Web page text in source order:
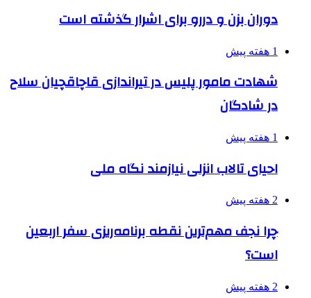
دوران بزن و دررو برای اشرار گذشته است
1 هفته پیش
شهادت مامور پلیس در تیراندازی قاچاقچیان سلاح
در شادگان
1 هفته پیش
احیای تالاب انزلی نیازمند نگاه ملی
2 هفته پیش
چرا نجف مهم‌ترین نقطه برنامه‌ریزی سفر اربعین
است؟
2 هفته پیش